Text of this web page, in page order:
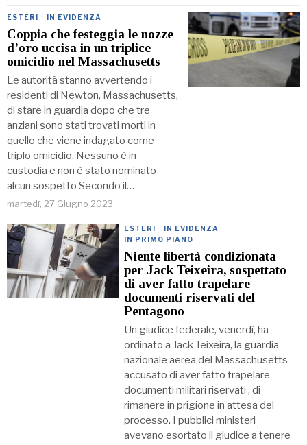
ESTERI · IN EVIDENZA
Coppia che festeggia le nozze
d’oro uccisa in un triplice
omicidio nel Massachusetts
Le autorità stanno avvertendo i
residenti di Newton, Massachusetts,
di stare in guardia dopo che tre
anziani sono stati trovati morti in
quello che viene indagato come
triplo omicidio. Nessuno è in
custodia e non è stato nominato
alcun sospetto Secondo il…
martedì, 27 Giugno 2023
ESTERI · IN EVIDENZA ·
IN PRIMO PIANO
Niente libertà condizionata
per Jack Teixeira, sospettato
di aver fatto trapelare
documenti riservati del
Pentagono
Un giudice federale, venerdì, ha
ordinato a Jack Teixeira, la guardia
nazionale aerea del Massachusetts
accusato di aver fatto trapelare
documenti militari riservati , di
rimanere in prigione in attesa del
processo. I pubblici ministeri
avevano esortato il giudice a tenere